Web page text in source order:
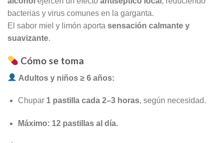
bacterias y virus comunes en la garganta.
El sabor miel y limón aporta sensación calmante y
suavizante.
Cómo se toma
Adultos y niños ≥ 6 años:
Chupar 1 pastilla cada 2–3 horas, según necesidad.
Máximo: 12 pastillas al día.